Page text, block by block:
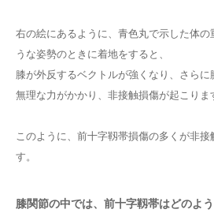
右の絵にあるように、青色丸で示した体の
うな姿勢のときに着地をすると、
膝が外反するベクトルが強くなり、さらに
無理な力がかかり、非接触損傷が起こりま
このように、前十字靱帯損傷の多くが非接
す。
膝関節の中では、前十字靱帯はどのよ